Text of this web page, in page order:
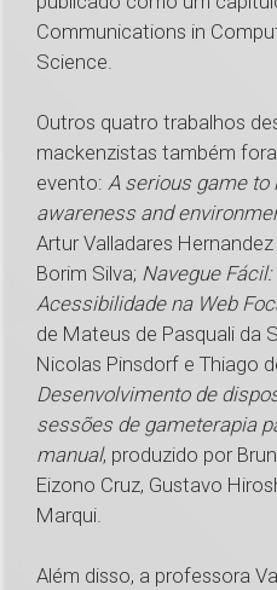
Communications in
Science.
Outros quatro trabalhos
mackenzistas também
evento: A serious game
awareness and
Artur Valladares
Borim Silva; Navegue
Acessibilidade na Web
de Mateus de Pasquali da
Nicolas Pinsdorf e Thiago
Desenvolvimento de
sessões de gameterapia
manual, produzido por
Eizono Cruz, Gustavo
Marqui.
Além disso, a professora